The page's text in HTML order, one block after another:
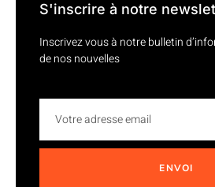
S'inscrire à notre
Inscrivez vous à notre bulletin
de nos nouvelles
ENVOI